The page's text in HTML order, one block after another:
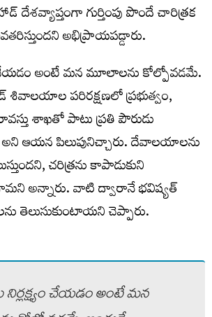
దేశవ్యాప్తంగా గుర్తింపు పొందే చారిత్రక
అభిప్రాయపడ్డారు.
చేయడం అంటే మన మూలాలను కోల్పోవడమే.
శివాలయాల పరిరక్షణలో ప్రభుత్వం,
శాఖతో పాటు ప్రతి పౌరుడు
ఆయన పిలుపునిచ్చారు. దేవాలయాలను
చరిత్రను కాపాడుకుని
అన్నారు. వాటి ద్వారానే భవిష్యత్‌
తెలుసుకుంటాయని చెప్పారు.
నిర్లక్ష్యం చేయడం అంటే మన